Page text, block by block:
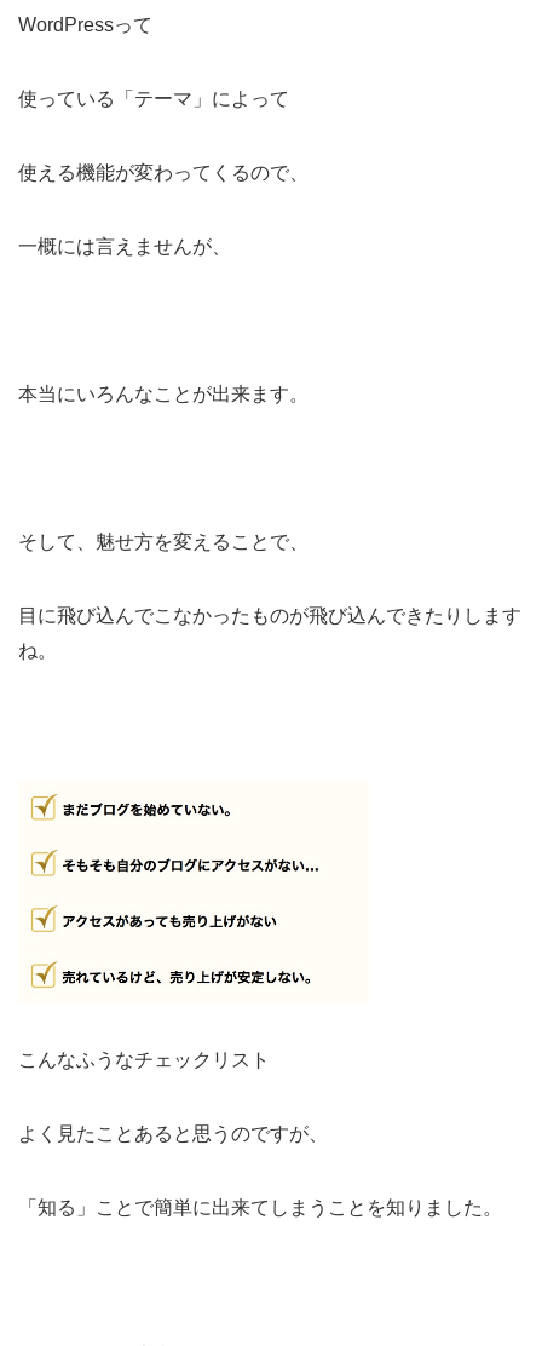
WordPressって
使っている「テーマ」によって
使える機能が変わってくるので、
一概には言えませんが、
本当にいろんなことが出来ます。
そして、魅せ方を変えることで、
目に飛び込んでこなかったものが飛び込んできたりします
ね。
こんなふうなチェックリスト
よく見たことあると思うのですが、
「知る」ことで簡単に出来てしまうことを知りました。